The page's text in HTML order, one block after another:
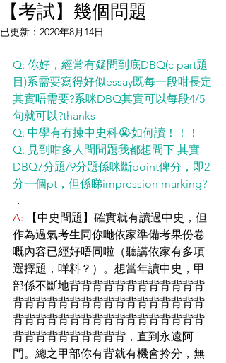
【考試】幾個問題
已更新： 2020年8月14日
Q: 你好，經常有疑問到底DBQ(c part題
目)系需要寫得好似essay既每一段咁長定
其實唔需要?系咪DBQ其實可以每段4/5
句就可以?thanks
Q: 中學有冇揀中史科😭如何讀！！！
Q: 見到咁多人問問題我都想問下 其實
DBQ7分題/9分題係咪斷point俾分，即2
分一個pt，但係睇impression marking?
．
A: 【中史問題】確實就有讀過中史，但
作為過氣考生同你哋依家準備考果份卷
嘅內容已經好唔同啦（聽講依家有多項
選擇題，咩料？）。想當年讀中史，甲
部係不斷地背背背背背背背背背背背背
背背背背背背背背背背背背背背背背背
背背背背背背背背背背背背背背背背背
背背背背背背背背背背，直到永遠阿
門。總之甲部你有背就有機會拎分，無